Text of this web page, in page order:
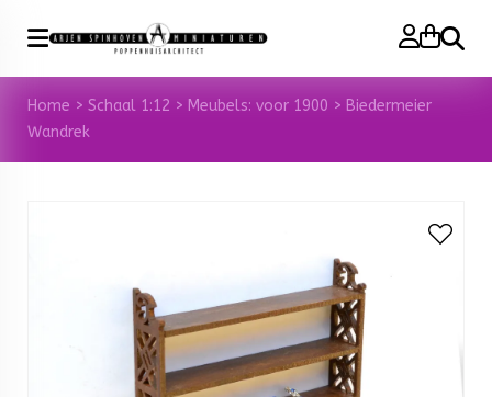
Zoeken
Home > Schaal 1:12 > Meubels: voor 1900 > Biedermeier
Wandrek